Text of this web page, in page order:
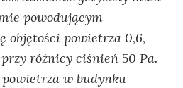
powodującym
objętości powietrza 0,6,
różnicy ciśnień 50 Pa.
w budynku